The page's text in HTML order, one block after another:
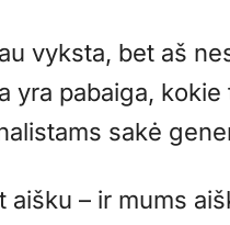
vyksta, bet aš
yra pabaiga,
sakė
aišku – ir mums